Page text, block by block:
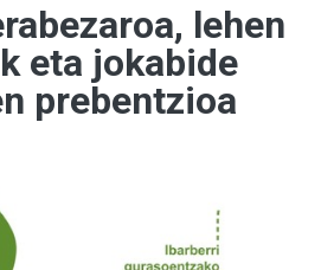
lehen
eta jokabide
prebentzioa